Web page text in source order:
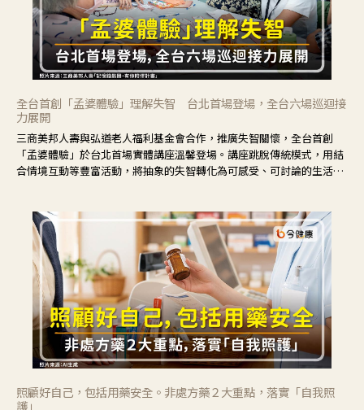
全台首創「孟婆體驗」理解失智 台北首場登場，全台六場巡迴接
力展開
三商美邦人壽與弘道老人福利基金會合作，推廣失智關懷，全台首創
「孟婆體驗」於台北首場實體講座溫馨登場。講座跳脫傳統模式，用結
合情境互動等豐富活動，將抽象的失智轉化為可感受、可討論的生活情
照顧好自己，包括用藥安全。非處方藥２大重點，落實「自我照
護」